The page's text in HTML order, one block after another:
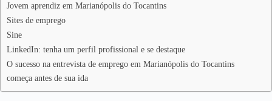
Jovem aprendiz em Marianópolis do Tocantins
Sites de emprego
Sine
LinkedIn: tenha um perfil profissional e se destaque
O sucesso na entrevista de emprego em Marianópolis do Tocantins
começa antes de sua ida